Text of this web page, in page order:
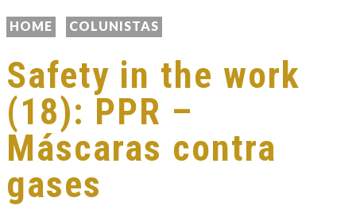
HOME COLUNISTAS
Safety in the work
(18): PPR –
Máscaras contra
gases